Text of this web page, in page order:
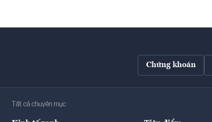
Chứng khoán
Tất cả chuyên mục